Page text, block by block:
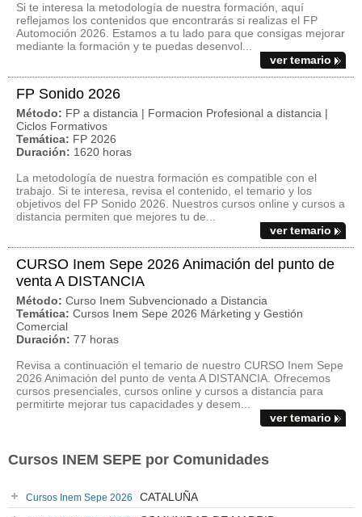
Si te interesa la metodología de nuestra formación, aquí
reflejamos los contenidos que encontrarás si realizas el FP
Automoción 2026. Estamos a tu lado para que consigas mejorar
mediante la formación y te puedas desenvol...
ver temario
FP Sonido 2026
Método: FP a distancia | Formacion Profesional a distancia |
Ciclos Formativos
Temática: FP 2026
Duración: 1620 horas
La metodología de nuestra formación es compatible con el
trabajo. Si te interesa, revisa el contenido, el temario y los
objetivos del FP Sonido 2026. Nuestros cursos online y cursos a
distancia permiten que mejores tu de...
ver temario
CURSO Inem Sepe 2026 Animación del punto de
venta A DISTANCIA
Método: Curso Inem Subvencionado a Distancia
Temática: Cursos Inem Sepe 2026 Márketing y Gestión
Comercial
Duración: 77 horas
Revisa a continuación el temario de nuestro CURSO Inem Sepe
2026 Animación del punto de venta A DISTANCIA. Ofrecemos
cursos presenciales, cursos online y cursos a distancia para
permitirte mejorar tus capacidades y desem...
ver temario
Cursos INEM SEPE por Comunidades
Cursos Inem Sepe 2026 CATALUÑA